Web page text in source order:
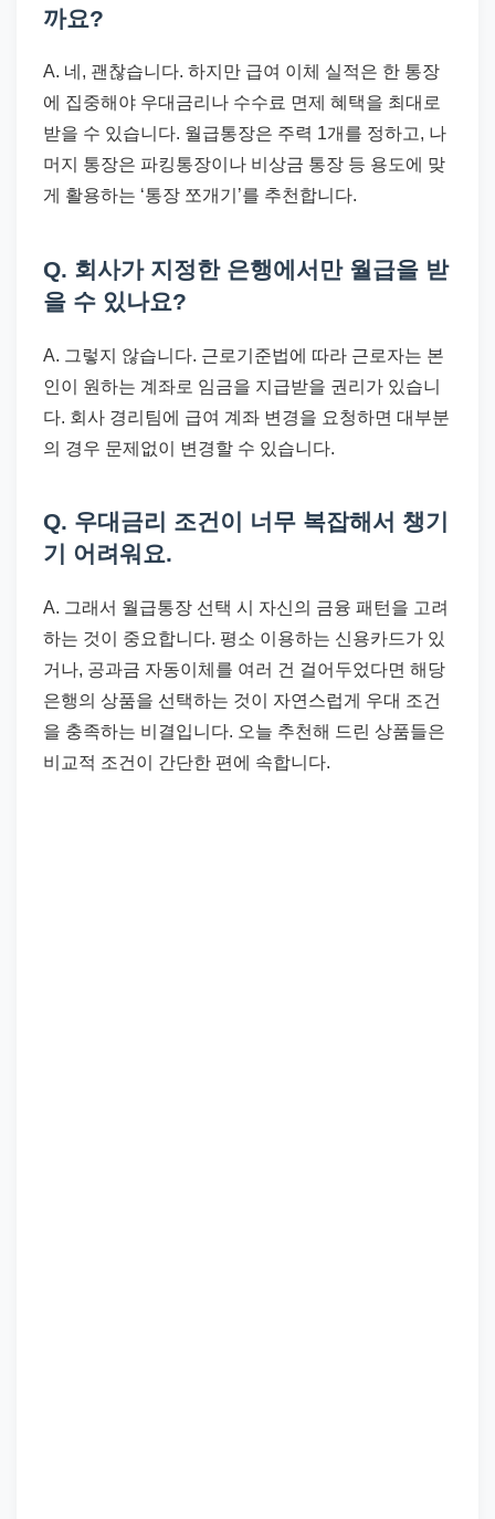
까요?
A. 네, 괜찮습니다. 하지만 급여 이체 실적은 한 통장
에 집중해야 우대금리나 수수료 면제 혜택을 최대로
받을 수 있습니다. 월급통장은 주력 1개를 정하고, 나
머지 통장은 파킹통장이나 비상금 통장 등 용도에 맞
게 활용하는 ‘통장 쪼개기’를 추천합니다.
Q. 회사가 지정한 은행에서만 월급을 받
을 수 있나요?
A. 그렇지 않습니다. 근로기준법에 따라 근로자는 본
인이 원하는 계좌로 임금을 지급받을 권리가 있습니
다. 회사 경리팀에 급여 계좌 변경을 요청하면 대부분
의 경우 문제없이 변경할 수 있습니다.
Q. 우대금리 조건이 너무 복잡해서 챙기
기 어려워요.
A. 그래서 월급통장 선택 시 자신의 금융 패턴을 고려
하는 것이 중요합니다. 평소 이용하는 신용카드가 있
거나, 공과금 자동이체를 여러 건 걸어두었다면 해당
은행의 상품을 선택하는 것이 자연스럽게 우대 조건
을 충족하는 비결입니다. 오늘 추천해 드린 상품들은
비교적 조건이 간단한 편에 속합니다.